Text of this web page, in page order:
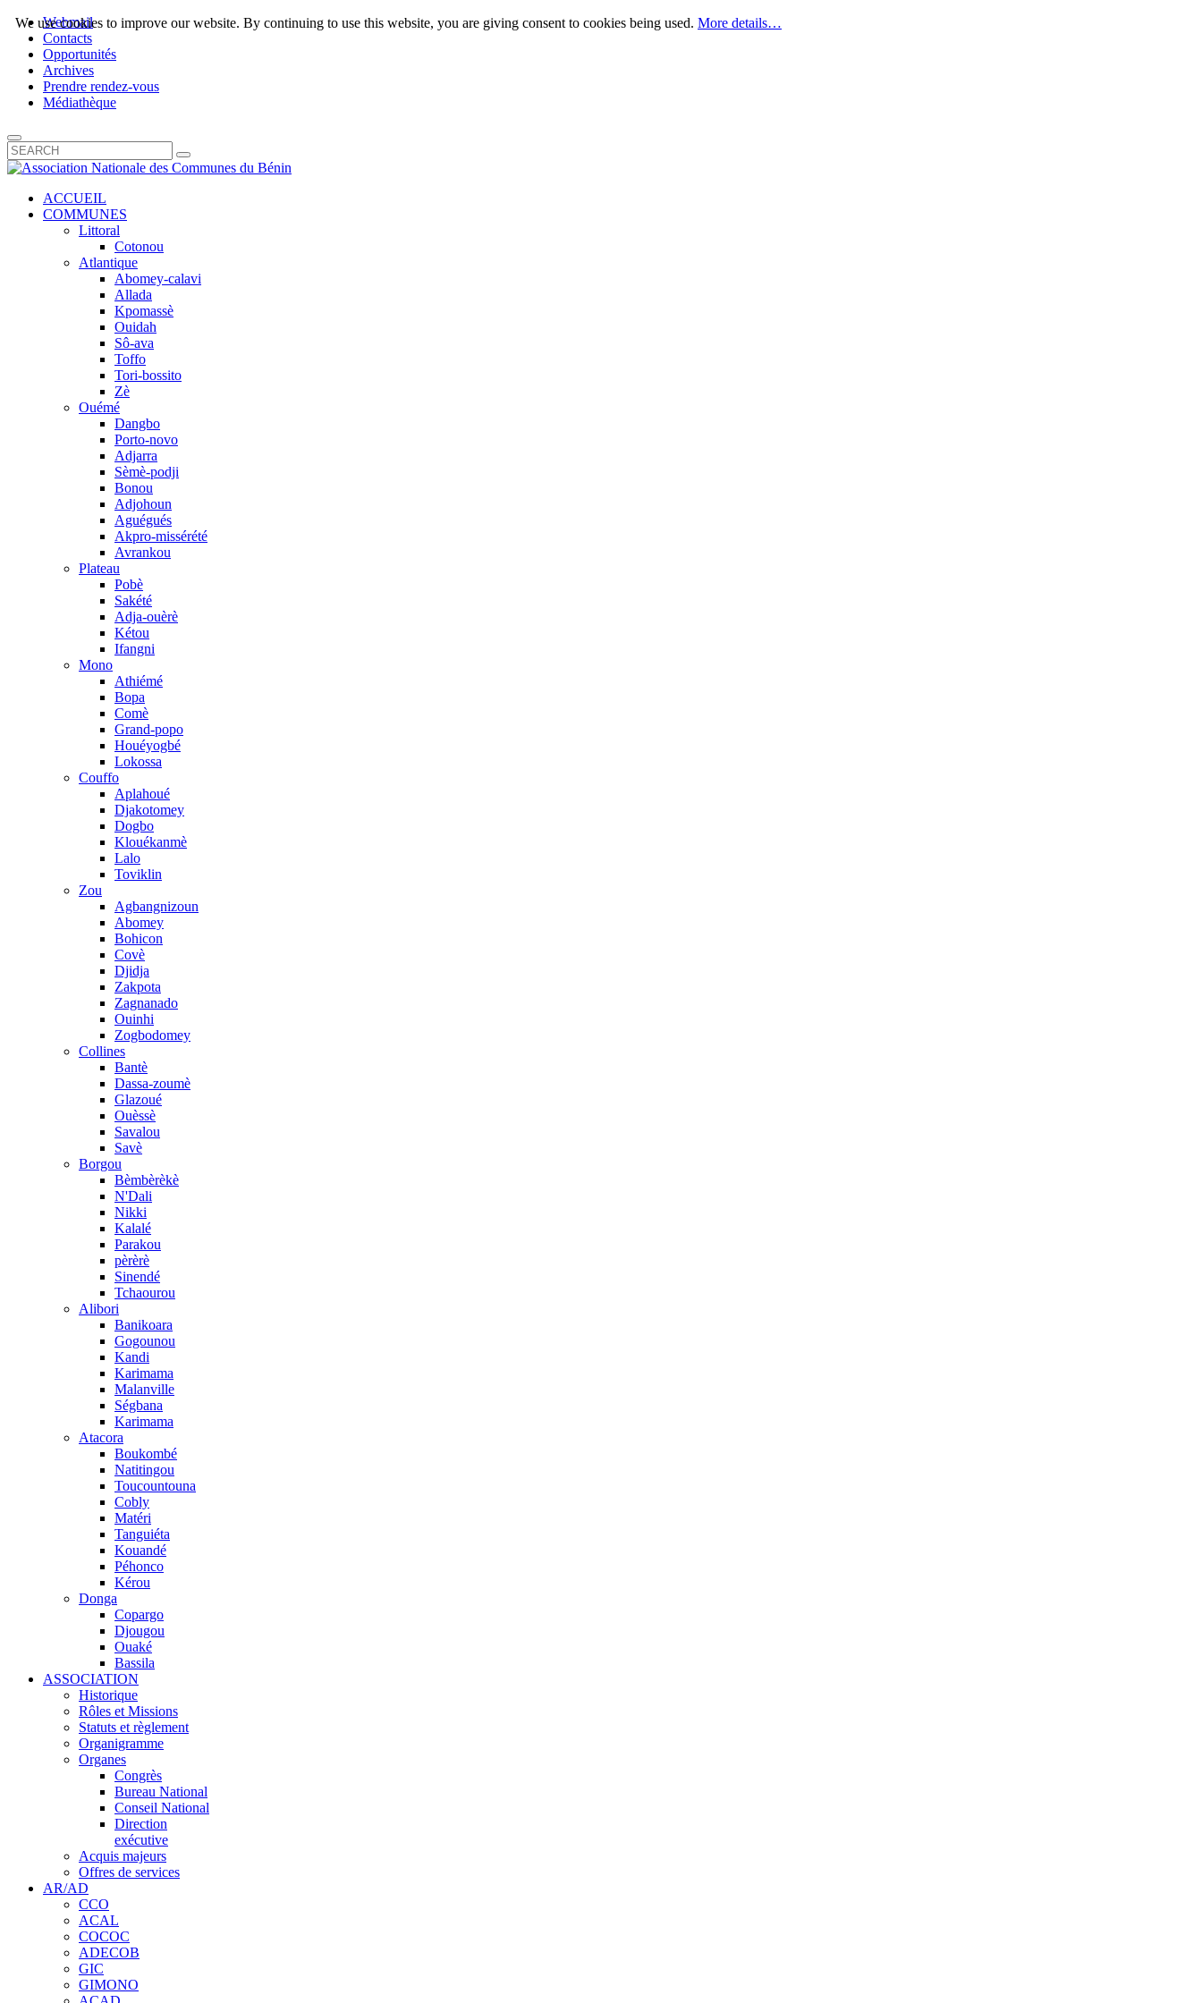
Webmail
Contacts
Opportunités
Archives
Prendre rendez-vous
Médiathèque
ACCUEIL
COMMUNES
Littoral
Cotonou
Atlantique
Abomey-calavi
Allada
Kpomassè
Ouidah
Sô-ava
Toffo
Tori-bossito
Zè
Ouémé
Dangbo
Porto-novo
Adjarra
Sèmè-podji
Bonou
Adjohoun
Aguégués
Akpro-missérété
Avrankou
Plateau
Pobè
Sakété
Adja-ouèrè
Kétou
Ifangni
Mono
Athiémé
Bopa
Comè
Grand-popo
Houéyogbé
Lokossa
Couffo
Aplahoué
Djakotomey
Dogbo
Klouékanmè
Lalo
Toviklin
Zou
Agbangnizoun
Abomey
Bohicon
Covè
Djidja
Zakpota
Zagnanado
Ouinhi
Zogbodomey
Collines
Bantè
Dassa-zoumè
Glazoué
Ouèssè
Savalou
Savè
Borgou
Bèmbèrèkè
N'Dali
Nikki
Kalalé
Parakou
pèrèrè
Sinendé
Tchaourou
Alibori
Banikoara
Gogounou
Kandi
Karimama
Malanville
Ségbana
Karimama
Atacora
Boukombé
Natitingou
Toucountouna
Cobly
Matéri
Tanguiéta
Kouandé
Péhonco
Kérou
Donga
Copargo
Djougou
Ouaké
Bassila
ASSOCIATION
Historique
Rôles et Missions
Statuts et règlement
Organigramme
Organes
Congrès
Bureau National
Conseil National
Direction
exécutive
Acquis majeurs
Offres de services
AR/AD
CCO
ACAL
COCOC
ADECOB
GIC
GIMONO
We use cookies to improve our website. By continuing to use this website, you are giving consent to cookies being used. More details…